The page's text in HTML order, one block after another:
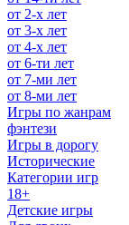
от 2-х лет
от 3-х лет
от 4-х лет
от 6-ти лет
от 7-ми лет
от 8-ми лет
Игры по жанрам
фэнтези
Игры в дорогу
Исторические
Категории игр
18+
Детские игры